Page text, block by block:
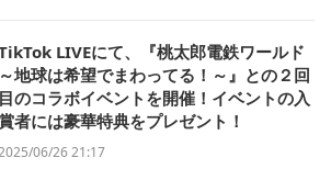
LIVEにて、『桃太郎電鉄ワールド
～地球は希望でまわってる！～』との２回
目のコラボイベントを開催！イベントの入
賞者には豪華特典をプレゼント！
06/26 21:17